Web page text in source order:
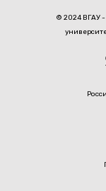
© 2024 ВГАУ